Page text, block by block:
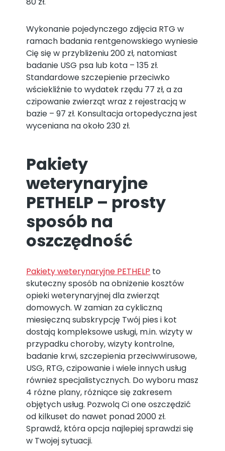
Wykonanie pojedynczego zdjęcia RTG w
ramach badania rentgenowskiego wyniesie
Cię się w przybliżeniu 200 zł, natomiast
badanie USG psa lub kota – 135 zł.
Standardowe szczepienie przeciwko
wściekliźnie to wydatek rzędu 77 zł, a za
czipowanie zwierząt wraz z rejestracją w
bazie – 97 zł. Konsultacja ortopedyczna jest
wyceniana na około 230 zł.
Pakiety
weterynaryjne
PETHELP – prosty
sposób na
oszczędność
Pakiety weterynaryjne PETHELP to
skuteczny sposób na obniżenie kosztów
opieki weterynaryjnej dla zwierząt
domowych. W zamian za cykliczną
miesięczną subskrypcję Twój pies i kot
dostają kompleksowe usługi, m.in. wizyty w
przypadku choroby, wizyty kontrolne,
badanie krwi, szczepienia przeciwwirusowe,
USG, RTG, czipowanie i wiele innych usług
również specjalistycznych. Do wyboru masz
4 różne plany, różniące się zakresem
objętych usług. Pozwolą Ci one oszczędzić
od kilkuset do nawet ponad 2000 zł.
Sprawdź, która opcja najlepiej sprawdzi się
w Twojej sytuacji.